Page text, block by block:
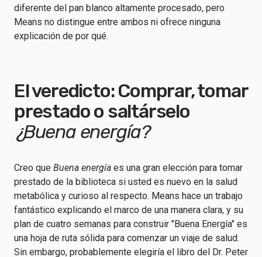
diferente del pan blanco altamente procesado, pero
Means no distingue entre ambos ni ofrece ninguna
explicación de por qué.
El veredicto: Comprar, tomar
prestado o saltárselo
¿Buena energía?
Creo que Buena energía es una gran elección para tomar
prestado de la biblioteca si usted es nuevo en la salud
metabólica y curioso al respecto. Means hace un trabajo
fantástico explicando el marco de una manera clara, y su
plan de cuatro semanas para construir "Buena Energía" es
una hoja de ruta sólida para comenzar un viaje de salud.
Sin embargo, probablemente elegiría el libro del Dr. Peter